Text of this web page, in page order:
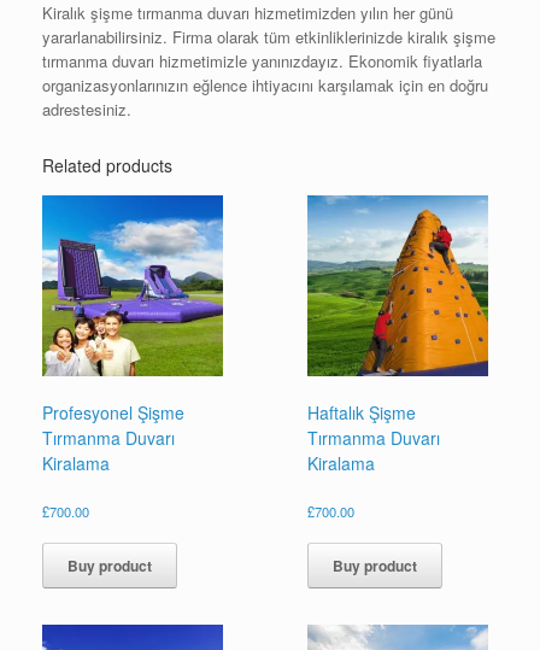
Kiralık şişme tırmanma duvarı hizmetimizden yılın her günü
yararlanabilirsiniz. Firma olarak tüm etkinliklerinizde kiralık şişme
tırmanma duvarı hizmetimizle yanınızdayız. Ekonomik fiyatlarla
organizasyonlarınızın eğlence ihtiyacını karşılamak için en doğru
adrestesiniz.
Related products
Profesyonel Şişme
Tırmanma Duvarı
Kiralama
£700.00
Buy product
Haftalık Şişme
Tırmanma Duvarı
Kiralama
£700.00
Buy product